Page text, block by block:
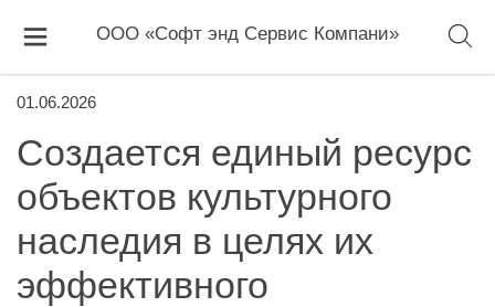
ООО «Софт энд Сервис Компани»
01.06.2026
Создается единый ресурс
объектов культурного
наследия в целях их
эффективного